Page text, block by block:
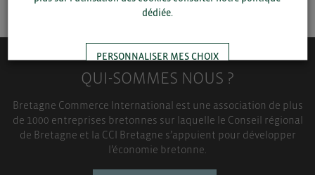
QUI-SOMMES NOUS ?
Bretagne Commerce International est une association de plus
de 1000 entreprises bretonnes sur laquelle le Conseil régional
de Bretagne et la CCI Bretagne s’appuient pour développer
l’économie bretonne.
dédiée.
PERSONNALISER MES CHOIX
TOUT ACCEPTER